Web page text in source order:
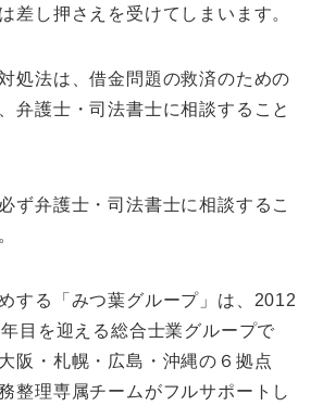
差し押さえを受けてしまいます。
処法は、借金問題の救済のための
弁護士・司法書士に相談すること
ず弁護士・司法書士に相談するこ
する「みつ葉グループ」は、2012
目を迎える総合士業グループで
阪・札幌・広島・沖縄の６拠点
整理専属チームがフルサポートし